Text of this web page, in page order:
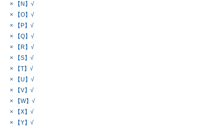
× 【N】√
× 【O】√
× 【P】√
× 【Q】√
× 【R】√
× 【S】√
× 【T】√
× 【U】√
× 【V】√
× 【W】√
× 【X】√
× 【Y】√